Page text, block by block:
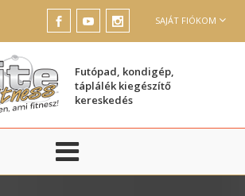
SAJÁT FIÓKOM
Futópad, kondigép,
táplálék kiegészítő
kereskedés